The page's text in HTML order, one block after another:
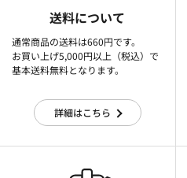
送料について
通常商品の送料は660円です。
お買い上げ5,000円以上（税込）で
基本送料無料となります。
詳細はこちら